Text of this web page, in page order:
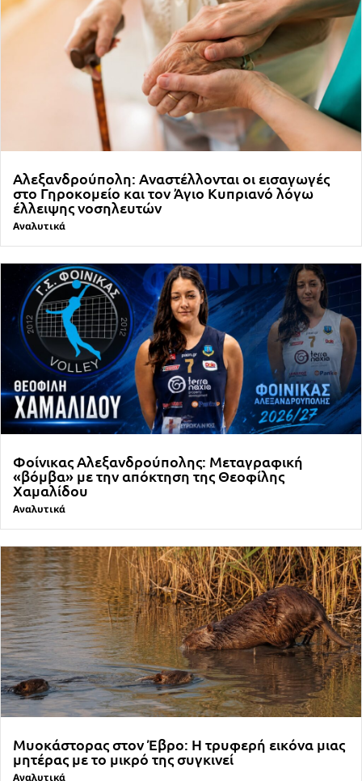
Αλεξανδρούπολη: Αναστέλλονται οι εισαγωγές
στο Γηροκομείο και τον Άγιο Κυπριανό λόγω
έλλειψης νοσηλευτών
Αναλυτικά
Φοίνικας Αλεξανδρούπολης: Μεταγραφική
«βόμβα» με την απόκτηση της Θεοφίλης
Χαμαλίδου
Αναλυτικά
Μυοκάστορας στον Έβρο: Η τρυφερή εικόνα μιας
μητέρας με το μικρό της συγκινεί
Αναλυτικά